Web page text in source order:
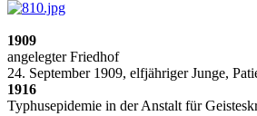
1909
angelegter Friedhof
24. September 1909, elfjähriger Junge,
1916
Typhusepidemie in der Anstalt für